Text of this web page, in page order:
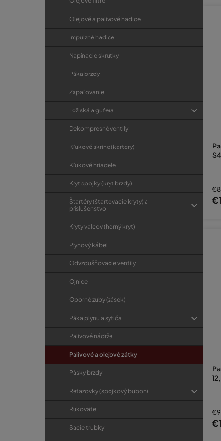
Olejové a palivové hadice
Impulzné hadice
Napínacie skrutky
Páka brzdy
Zapaľovanie
Ložiská a gufera
Dekompresné ventily
Kľukové skrine (kartery)
Kľukové hriadele
Kryt spojky (kryt brzdy)
Štartéry (štartovacie kryty) a
príslušenstvo
Kryty valcov (horný kryt)
Plynový kábel
Odvzdušňovacie ventily
Ojnice
Oporné zuby (zásek)
Páka plynu a sytiča
Palivové nádrže
Palivové a olejové zátky
Pásky brzdy
Reťazovky (spojkový bubon)
Rukoväte
Sacie trubky